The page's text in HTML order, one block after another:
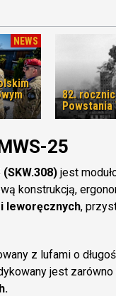
NEWS
82.
25
jest
konstrukcją,
leworęcznych,
z lufami o
jest